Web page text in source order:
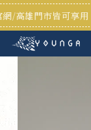
門市皆可享用！